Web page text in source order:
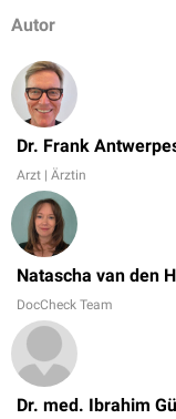
Autor
Dr. Frank
Arzt | Ärztin
Natascha van den
DocCheck Team
Dr. med. Ibrahim